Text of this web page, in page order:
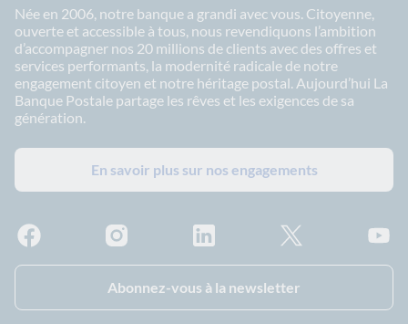
Née en 2006, notre banque a grandi avec vous. Citoyenne,
ouverte et accessible à tous, nous revendiquons l’ambition
d’accompagner nos 20 millions de clients avec des offres et
services performants, la modernité radicale de notre
engagement citoyen et notre héritage postal. Aujourd’hui La
Banque Postale partage les rêves et les exigences de sa
génération.
En savoir plus sur nos engagements
Abonnez-vous à la newsletter